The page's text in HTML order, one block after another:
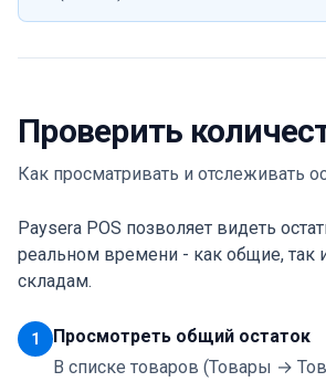
Проверить
Как просматривать и отслеживать
Paysera POS позволяет видеть
реальном времени - как общие, так
складам.
1
Просмотреть общий остаток
В списке товаров (Товары →